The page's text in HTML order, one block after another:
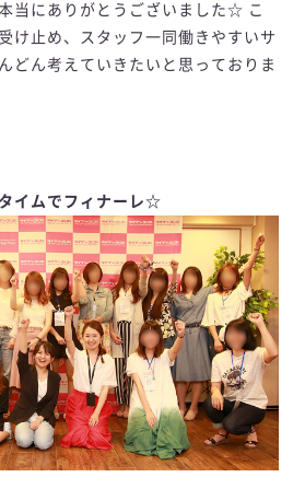
当にありがとうございました☆ こ
け止め、スタッフ一同働きやすいサ
どん考えていきたいと思っておりま
イムでフィナーレ☆